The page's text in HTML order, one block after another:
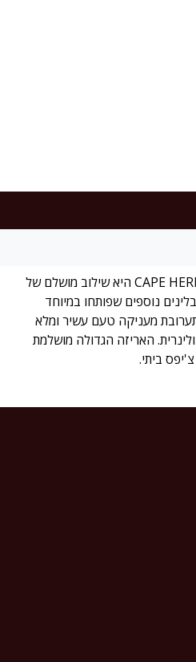
תערובת התיבול לצ'יפס של CAPE HERBS היא שילוב מושלם של
נוספים שפותחו במיוחד
מעניקה טעם עשיר ומלא
האריזה הגדולה מושלמת
ביתי.